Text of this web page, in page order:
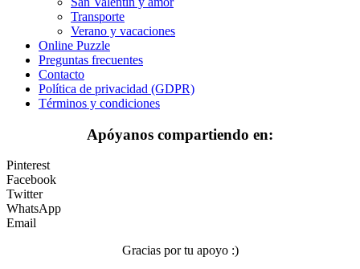
Música e instrumentos musicales
Peluches y caballos
Primavera y pascua
Verano y vacaciones
Libros para colorear para niños
Nezaradené
Transporte
Verano y vacaciones
Online Puzzle
Preguntas frecuentes
Contacto
Política de privacidad (GDPR)
Términos y condiciones
Apóyanos compartiendo en:
Pinterest
Facebook
Twitter
WhatsApp
Email
Gracias por tu apoyo :)